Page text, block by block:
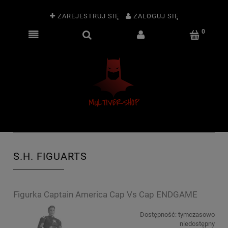
ZAREJESTRUJ SIĘ ZALOGUJ SIĘ
S.H. FIGUARTS
Figurka Captain America Cap Vs Cap ENDGAME
Dostępność: tymczasowo
niedostępny